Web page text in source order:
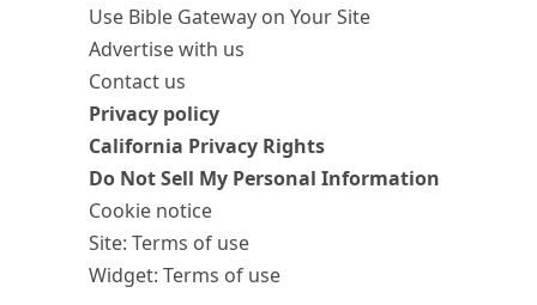
Use Bible Gateway on Your Site
Advertise with us
Contact us
Privacy policy
California Privacy Rights
Do Not Sell My Personal Information
Cookie notice
Site: Terms of use
Widget: Terms of use